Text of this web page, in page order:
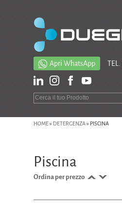
Apri WhatsApp TEL.
HOME» DETERGENZA» PISCINA
Piscina
Ordina per prezzo